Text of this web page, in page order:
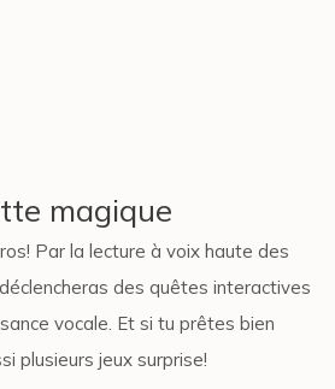
magique
Par la lecture à voix haute des
des quêtes interactives
vocale. Et si tu prêtes bien
plusieurs jeux surprise!